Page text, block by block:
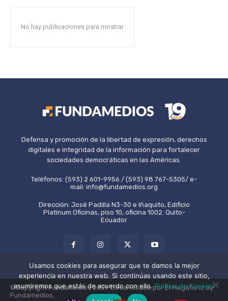
No hay publicaciones para mostrar
Defensa y promoción de la libertad de expresión, derechos
digitales e integridad de la información para fortalecer
sociedades democráticas en las Américas.
Teléfonos: (593) 2 601-9956 / (593) 98 767-5305/ e-
mail: info@fundamedios.org
Dirección: José Padilla N3-30 e Iñaquito, Edificio
Platinum Oficinas, piso 10, oficina 1002. Quito-
Ecuador
©Copyright Fundamedios 2021. Desarrollado por El Megáfono by
Fundamedios.
Usamos cookies para asegurar que te damos la mejor
experiencia en nuestra web. Si continúas usando este sitio,
asumiremos que estás de acuerdo con ello.Política de Cookies